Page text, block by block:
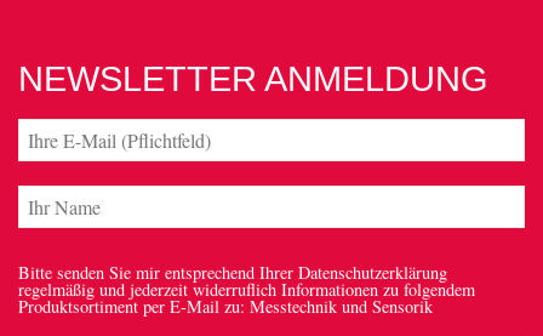
NEWSLETTER ANMELDUNG
Bitte senden Sie mir entsprechend Ihrer Datenschutzerklärung
regelmäßig und jederzeit widerruflich Informationen zu folgendem
Produktsortiment per E-Mail zu: Messtechnik und Sensorik